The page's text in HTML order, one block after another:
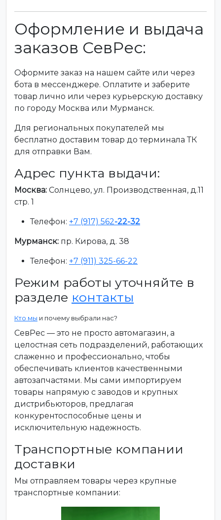
Оформление и выдача
заказов СевРес:
Оформите заказ на нашем сайте или через
бота в мессенджере. Оплатите и заберите
товар лично или через курьерскую доставку
по городу Москва или Мурманск.
Для региональных покупателей мы
бесплатно доставим товар до терминала ТК
для отправки Вам.
Адрес пункта выдачи:
Москва: Солнцево, ул. Производственная, д.11
стр. 1
Телефон: +7 (917) 562-22-32
Мурманск: пр. Кирова, д. 38
Телефон: +7 (911) 325-66-22
Режим работы уточняйте в
разделе контакты
Кто мы и почему выбрали нас?
СевРес — это не просто автомагазин, а
целостная сеть подразделений, работающих
слаженно и профессионально, чтобы
обеспечивать клиентов качественными
автозапчастями. Мы сами импортируем
товары напрямую с заводов и крупных
дистрибьюторов, предлагая
конкурентоспособные цены и
исключительную надежность.
Транспортные компании
доставки
Мы отправляем товары через крупные
транспортные компании: